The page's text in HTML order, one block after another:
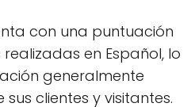
con una puntuación
en Español, lo
generalmente
clientes y visitantes.